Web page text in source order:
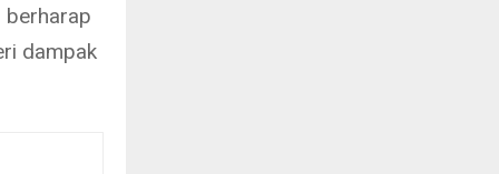
berharap
dampak